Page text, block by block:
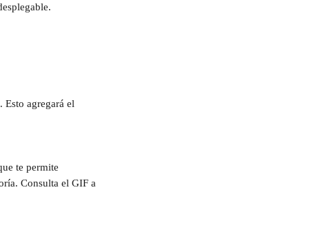
agregará el
te permite
Consulta el GIF a